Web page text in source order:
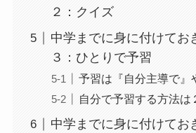
２：クイズ
中学までに身に付けてお
３：ひとりで予習
予習は『自分主導で』
自分で予習する方法は
中学までに身に付けてお